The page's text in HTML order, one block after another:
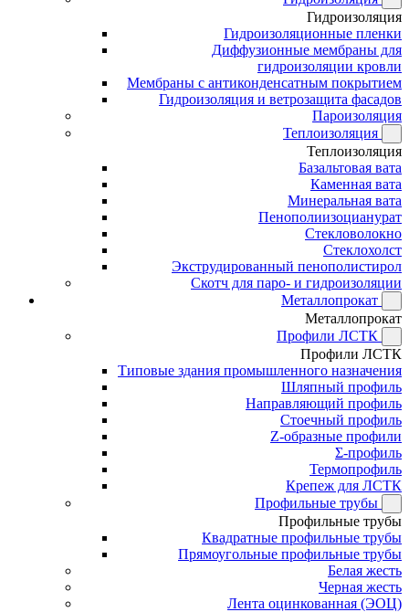
Гидроизоляция
Гидроизоляционные пленки
Диффузионные мембраны для
гидроизоляции кровли
Мембраны с антиконденсатным покрытием
Гидроизоляция и ветрозащита фасадов
Пароизоляция
Теплоизоляция
Теплоизоляция
Базальтовая вата
Каменная вата
Минеральная вата
Пенополиизоцианурат
Стекловолокно
Стеклохолст
Экструдированный пенополистирол
Скотч для паро- и гидроизоляции
Металлопрокат
Металлопрокат
Профили ЛСТК
Профили ЛСТК
Типовые здания промышленного назначения
Шляпный профиль
Направляющий профиль
Стоечный профиль
Z-образные профили
Σ-профиль
Термопрофиль
Крепеж для ЛСТК
Профильные трубы
Профильные трубы
Квадратные профильные трубы
Прямоугольные профильные трубы
Белая жесть
Черная жесть
Лента оцинкованная (ЭОЦ)